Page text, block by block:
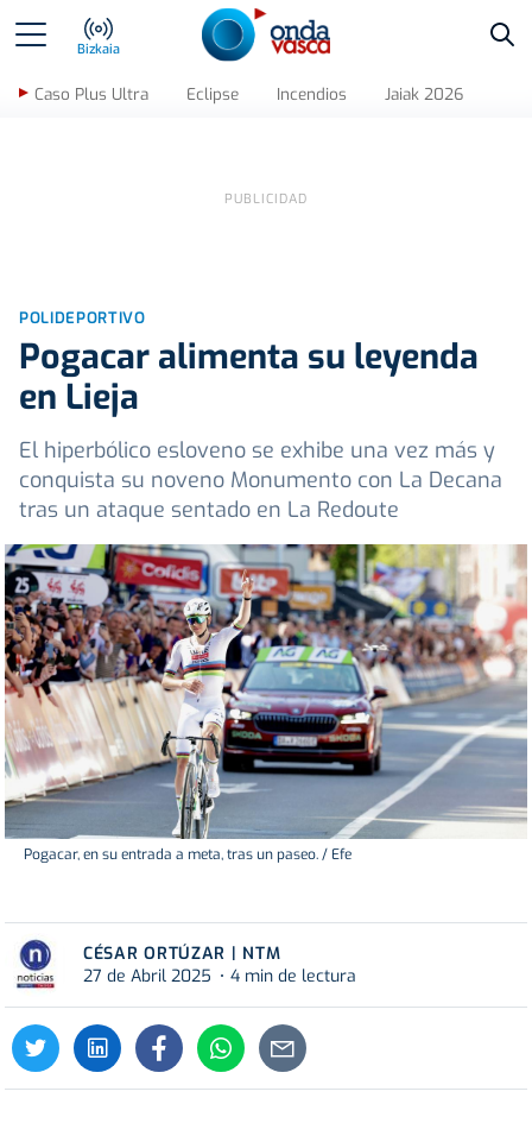
Bizkaia
Caso Plus Ultra Eclipse Incendios Jaiak 2026
POLIDEPORTIVO
Pogacar alimenta su leyenda
en Lieja
El hiperbólico esloveno se exhibe una vez más y
conquista su noveno Monumento con La Decana
tras un ataque sentado en La Redoute
Pogacar, en su entrada a meta, tras un paseo. / Efe
CÉSAR ORTÚZAR | NTM
27 de Abril 2025
4 min de lectura